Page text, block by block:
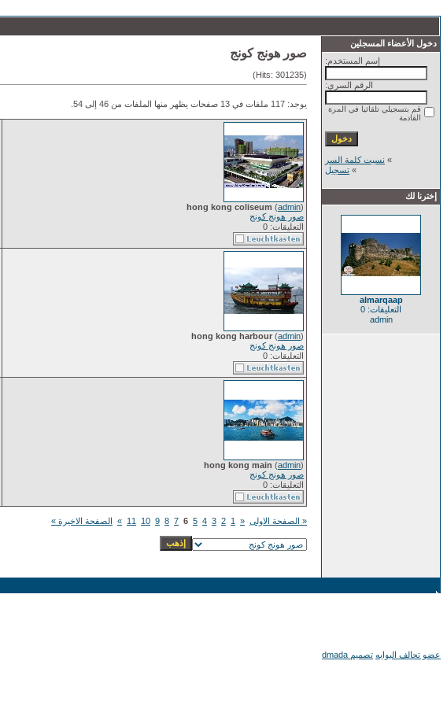
دخول الأعضاء المسجلين
إسم المستخدم:
الرقم السري:
قم بتسجيلي تلقائيا في المرة
القادمة
» نسيت كلمة السر
» تسجيل
إخترنا لك
almarqaap
التعليقات: 0
admin
صور هونج كونج
(Hits: 301235)
يوجد: 117 ملفات في 13 صفحات يظهر منها الملفات من 46 إلى 54.
hong kong coliseum (admin)
صور هونج كونج
التعليقات: 0
hong kong harbour (admin)
صور هونج كونج
التعليقات: 0
hong kong main (admin)
صور هونج كونج
التعليقات: 0
« الصفحة الاولى «
1
2
3
4
5
6
7
8
9
10
11
» الصفحة الاخيرة »
عضو تحالف البوابه تصميم dmada